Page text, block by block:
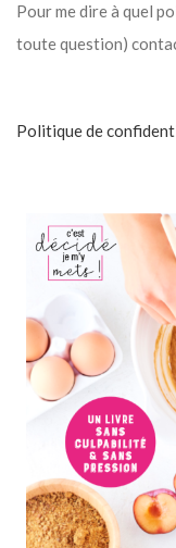
Pour me dire à quel
toute question)
Politique de